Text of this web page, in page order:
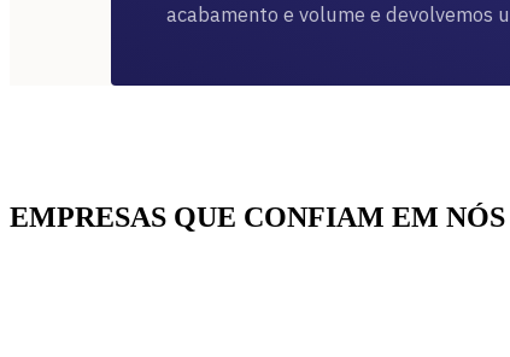
acabamento e volume e devolvemos
EMPRESAS QUE CONFIAM EM NÓS